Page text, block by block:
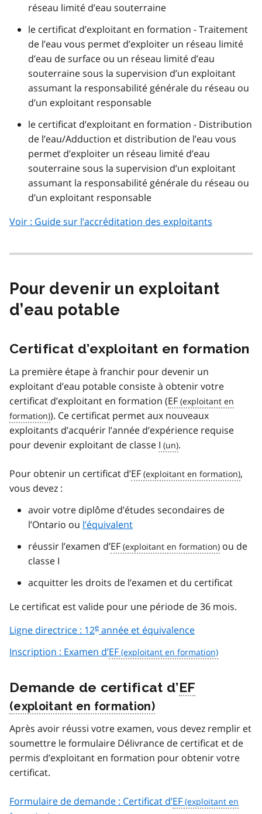
réseau limité d’eau souterraine
le certificat d’exploitant en formation - Traitement
de l’eau vous permet d’exploiter un réseau limité
d’eau de surface ou un réseau limité d’eau
souterraine sous la supervision d’un exploitant
assumant la responsabilité générale du réseau ou
d’un exploitant responsable
le certificat d’exploitant en formation - Distribution
de l’eau/Adduction et distribution de l’eau vous
permet d’exploiter un réseau limité d’eau
souterraine sous la supervision d’un exploitant
assumant la responsabilité générale du réseau ou
d’un exploitant responsable
Voir : Guide sur l’accréditation des exploitants
Pour devenir un exploitant
d’eau potable
Certificat d’exploitant en formation
La première étape à franchir pour devenir un
exploitant d’eau potable consiste à obtenir votre
certificat d’exploitant en formation (EF
). Ce certificat permet aux nouveaux
exploitants d’acquérir l’année d’expérience requise
pour devenir exploitant de classe I .
Pour obtenir un certificat d’EF
,
vous devez :
avoir votre diplôme d’études secondaires de
l’Ontario ou l’équivalent
réussir l’examen d’EF
ou de
classe I
acquitter les droits de l’examen et du certificat
Le certificat est valide pour une période de 36 mois.
Ligne directrice : 12e année et équivalence
Inscription : Examen d’EF
Demande de certificat d’EF
Après avoir réussi votre examen, vous devez remplir et
soumettre le formulaire Délivrance de certificat et de
permis d’exploitant en formation pour obtenir votre
certificat.
Formulaire de demande : Certificat d’EF